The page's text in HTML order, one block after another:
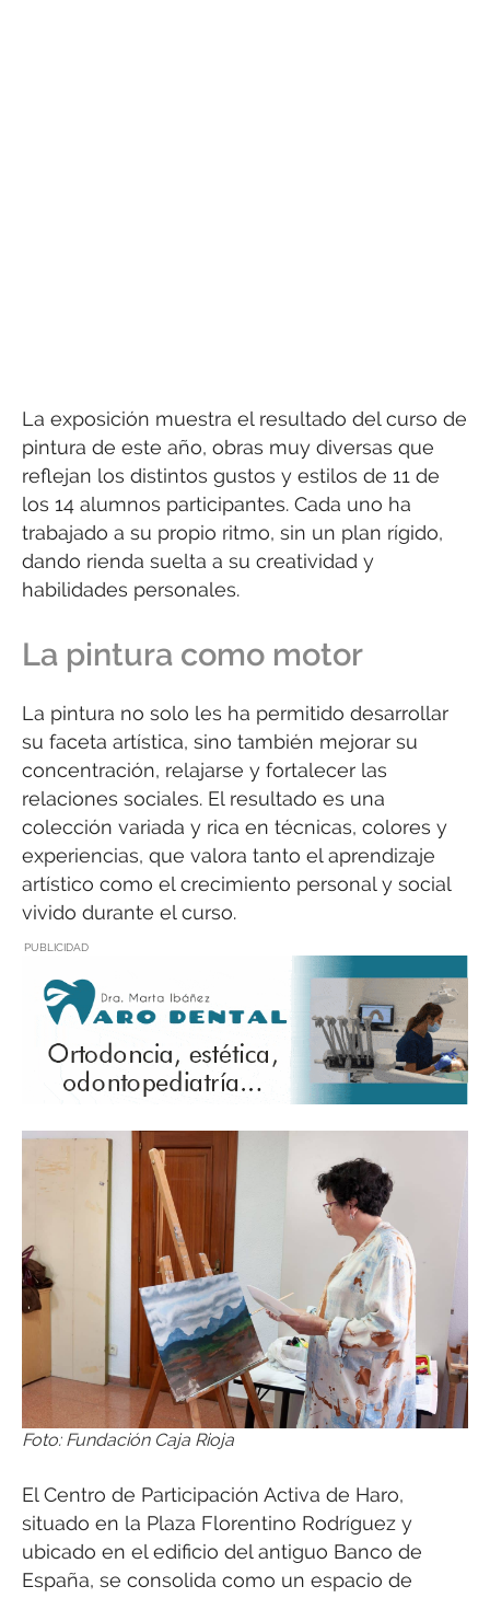
La exposición muestra el resultado del curso de
pintura de este año, obras muy diversas que
reflejan los distintos gustos y estilos de 11 de
los 14 alumnos participantes. Cada uno ha
trabajado a su propio ritmo, sin un plan rígido,
dando rienda suelta a su creatividad y
habilidades personales.
La pintura como motor
La pintura no solo les ha permitido desarrollar
su faceta artística, sino también mejorar su
concentración, relajarse y fortalecer las
relaciones sociales. El resultado es una
colección variada y rica en técnicas, colores y
experiencias, que valora tanto el aprendizaje
artístico como el crecimiento personal y social
vivido durante el curso.
PUBLICIDAD
Foto: Fundación Caja Rioja
El Centro de Participación Activa de Haro,
situado en la Plaza Florentino Rodríguez y
ubicado en el edificio del antiguo Banco de
España, se consolida como un espacio de